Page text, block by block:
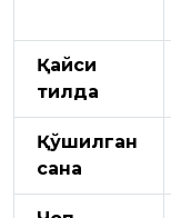
Қайси
тилда
Қўшилган
сана